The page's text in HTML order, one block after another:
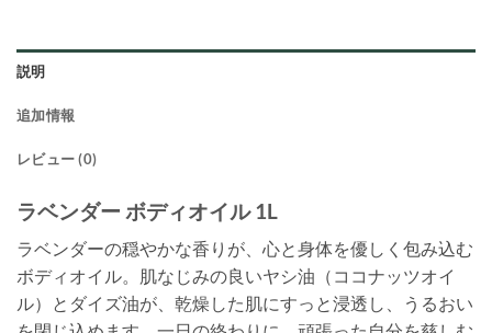
説明
追加情報
レビュー (0)
ラベンダー ボディオイル 1L
ラベンダーの穏やかな香りが、心と身体を優しく包み込む
ボディオイル。肌なじみの良いヤシ油（ココナッツオイ
ル）とダイズ油が、乾燥した肌にすっと浸透し、うるおい